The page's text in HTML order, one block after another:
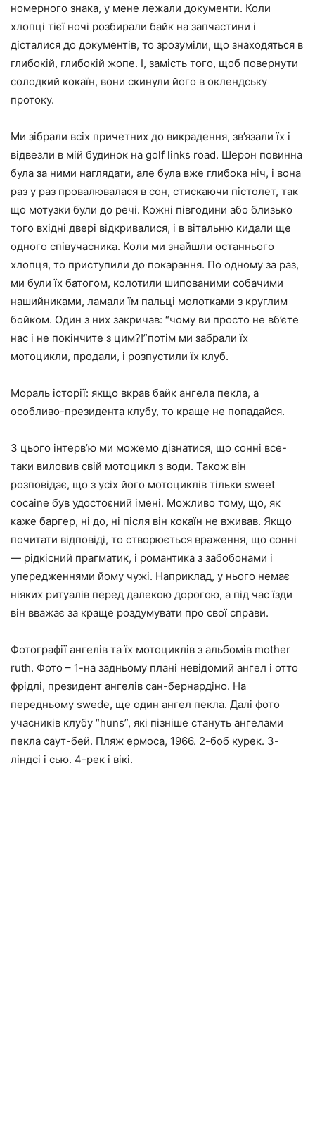
номерного знака, у мене лежали документи. Коли
хлопці тієї ночі розбирали байк на запчастини і
дісталися до документів, то зрозуміли, що знаходяться в
глибокій, глибокій жопе. І, замість того, щоб повернути
солодкий кокаїн, вони скинули його в оклендську
протоку.
Ми зібрали всіх причетних до викрадення, зв’язали їх і
відвезли в мій будинок на golf links road. Шерон повинна
була за ними наглядати, але була вже глибока ніч, і вона
раз у раз провалювалася в сон, стискаючи пістолет, так
що мотузки були до речі. Кожні півгодини або близько
того вхідні двері відкривалися, і в вітальню кидали ще
одного співучасника. Коли ми знайшли останнього
хлопця, то приступили до покарання. По одному за раз,
ми були їх батогом, колотили шипованими собачими
нашийниками, ламали їм пальці молотками з круглим
бойком. Один з них закричав: “чому ви просто не вб’єте
нас і не покінчите з цим?!”потім ми забрали їх
мотоцикли, продали, і розпустили їх клуб.
Мораль історії: якщо вкрав байк ангела пекла, а
особливо-президента клубу, то краще не попадайся.
З цього інтерв’ю ми можемо дізнатися, що сонні все-
таки виловив свій мотоцикл з води. Також він
розповідає, що з усіх його мотоциклів тільки sweet
cocaine був удостоєний імені. Можливо тому, що, як
каже баргер, ні до, ні після він кокаїн не вживав. Якщо
почитати відповіді, то створюється враження, що сонні
— рідкісний прагматик, і романтика з забобонами і
упередженнями йому чужі. Наприклад, у нього немає
ніяких ритуалів перед далекою дорогою, а під час їзди
він вважає за краще роздумувати про свої справи.
Фотографії ангелів та їх мотоциклів з альбомів mother
ruth. Фото – 1-на задньому плані невідомий ангел і отто
фрідлі, президент ангелів сан-бернардіно. На
передньому swede, ще один ангел пекла. Далі фото
учасників клубу “huns”, які пізніше стануть ангелами
пекла саут-бей. Пляж ермоса, 1966. 2-боб курек. 3-
ліндсі і сью. 4-рек і вікі.